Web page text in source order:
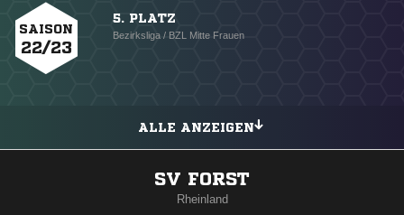
SAISON
22/23
5. PLATZ
Bezirksliga / BZL Mitte Frauen
ALLE ANZEIGEN
SV FORST
Rheinland